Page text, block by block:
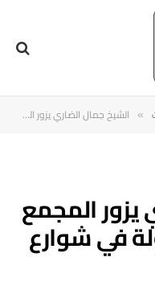
» الشيخ جمال الضاري يزور المجمع الفقهي ويجري جولة في شوارع مدينة الاعظمية
المجمع
في شوارع